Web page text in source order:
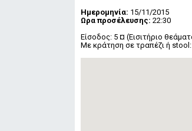
Ημερομηνία: 15/11/2015
Ωρα προσέλευσης: 22:30
Είσοδος: 5 ¤ (Εισιτήριο
Mε κράτηση σε τραπέζι ή